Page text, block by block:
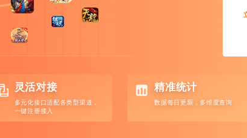
精准统计
数据每日更新，多维度查询
灵活对接
多元化接口适配各类型渠道，
一键注册接入
精准统计
数据每日更新，多维度查询